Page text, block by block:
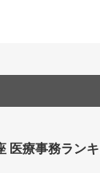
医療事務ラン